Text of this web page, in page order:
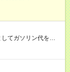
てガソリン代を支給